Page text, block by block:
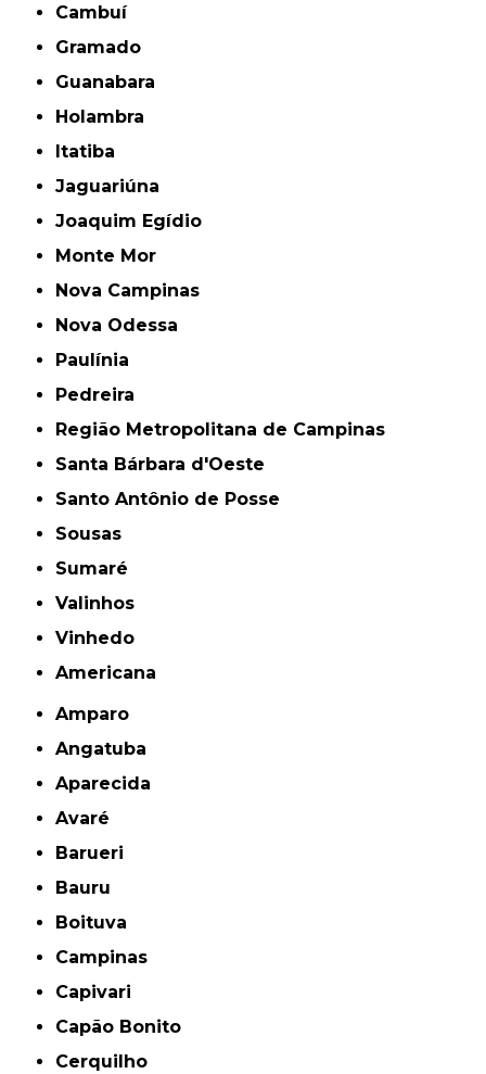
Cambuí
Gramado
Guanabara
Holambra
Itatiba
Jaguariúna
Joaquim Egídio
Monte Mor
Nova Campinas
Nova Odessa
Paulínia
Pedreira
Região Metropolitana de Campinas
Santa Bárbara d'Oeste
Santo Antônio de Posse
Sousas
Sumaré
Valinhos
Vinhedo
americana
Amparo
Angatuba
Aparecida
Avaré
Barueri
Bauru
Boituva
Campinas
Capivari
Capão Bonito
Cerquilho